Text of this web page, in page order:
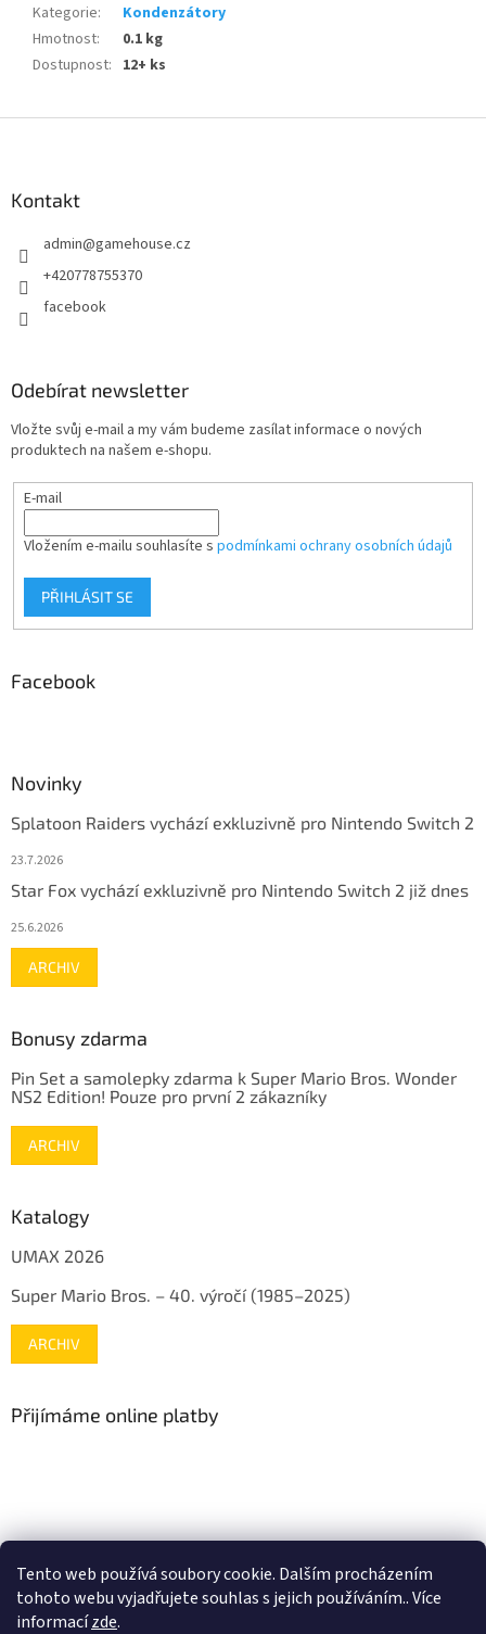
Tento web používá soubory cookie. Dalším procházením
tohoto webu vyjadřujete souhlas s jejich používáním.. Více
informacízde.
Kategorie:
Kondenzátory
Hmotnost:
0.1 kg
Dostupnost: 12+ ks
Kontakt
admin@gamehouse.cz
+420778755370
facebook
Odebírat newsletter
Vložte svůj e-mail a my vám budeme zasílat informace o nových
produktech na našem e-shopu.
E-mail
Vložením e-mailu souhlasíte s podmínkami ochrany osobních údajů
PŘIHLÁSIT SE
Facebook
Novinky
Splatoon Raiders vychází exkluzivně pro Nintendo Switch 2
23.7.2026
Star Fox vychází exkluzivně pro Nintendo Switch 2 již dnes
25.6.2026
ARCHIV
Bonusy zdarma
Pin Set a samolepky zdarma k Super Mario Bros. Wonder
NS2 Edition! Pouze pro první 2 zákazníky
ARCHIV
Katalogy
UMAX 2026
Super Mario Bros. – 40. výročí (1985–2025)
ARCHIV
Přijímáme online platby
www.fleg.cz